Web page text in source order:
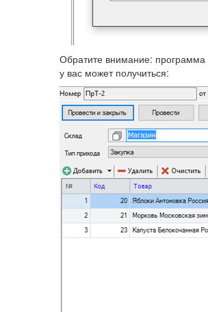
Обратите внимание: программа
у вас может получиться: